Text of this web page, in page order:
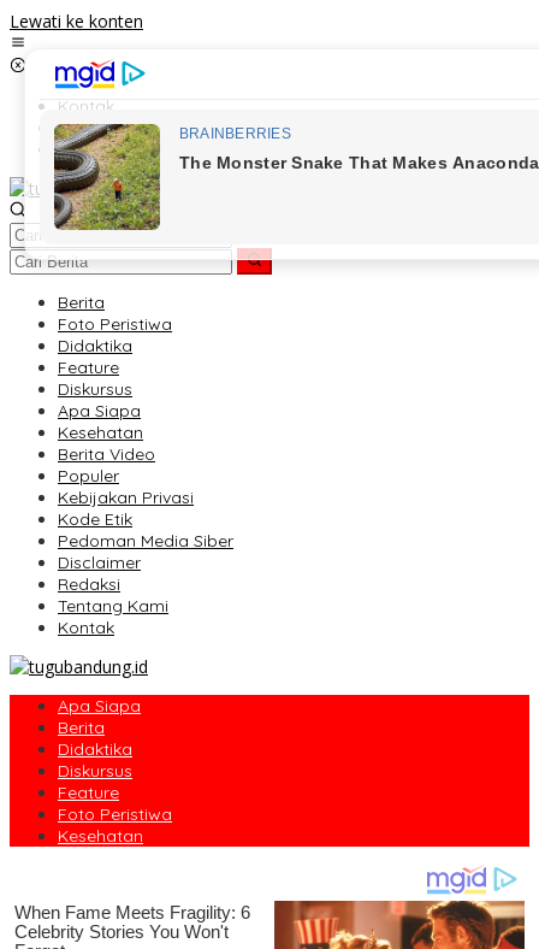
Lewati ke konten
Kontak
Redaksi
Tentang Kami
Berita
Foto Peristiwa
Didaktika
Feature
Diskursus
Apa Siapa
Kesehatan
Berita Video
Populer
Kebijakan Privasi
Kode Etik
Pedoman Media Siber
Disclaimer
Redaksi
Tentang Kami
Kontak
Apa Siapa
Berita
Didaktika
Diskursus
Feature
Foto Peristiwa
Kesehatan